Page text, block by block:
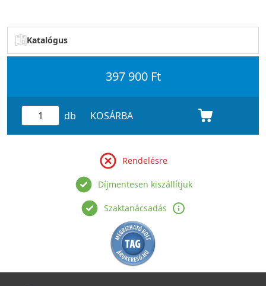
Katalógus
397 900 Ft
db KOSÁRBA
Rendelésre
Díjmentesen kiszállítjuk
Szaktanácsadás